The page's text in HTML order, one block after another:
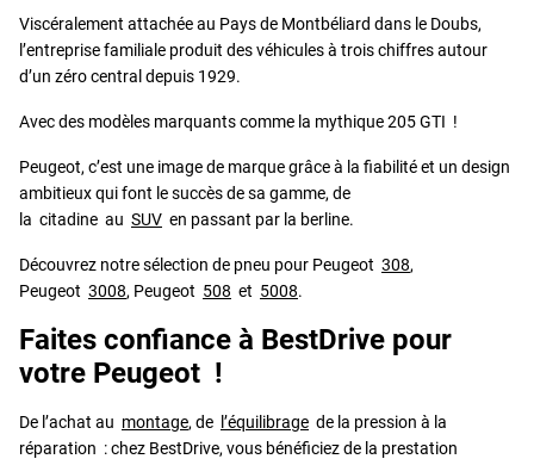
Viscéralement attachée au Pays de Montbéliard dans le Doubs,
l’entreprise familiale produit des véhicules à trois chiffres autour
d’un zéro central depuis 1929.
Avec des modèles marquants comme la mythique 205 GTI !
Peugeot, c’est une image de marque grâce à la fiabilité et un design
ambitieux qui font le succès de sa gamme, de
la citadine au SUV en passant par la berline.
Découvrez notre sélection de pneu pour Peugeot 308,
Peugeot 3008, Peugeot 508 et 5008.
Faites confiance à BestDrive pour
votre Peugeot !
De l’achat au montage, de l’équilibrage de la pression à la
réparation : chez BestDrive, vous bénéficiez de la prestation